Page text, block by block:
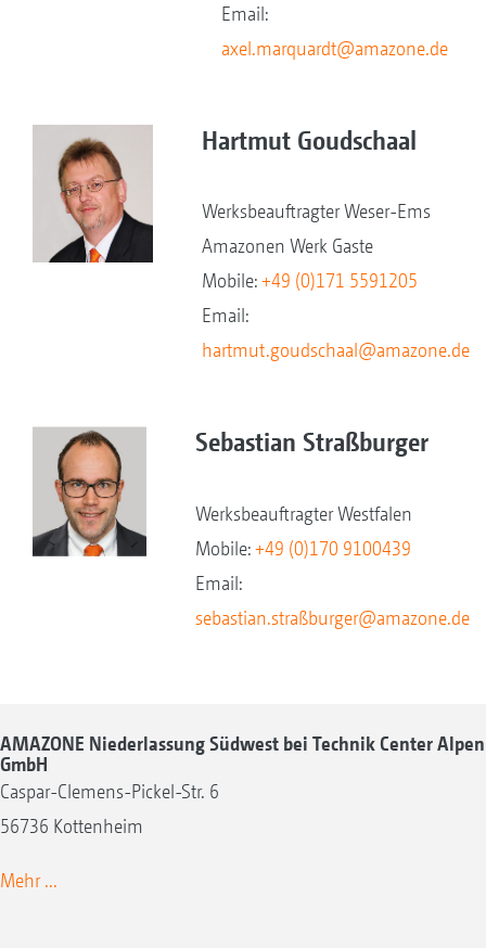
Email:
axel.marquardt@amazone.de
Hartmut Goudschaal
Werksbeauftragter Weser-Ems
Amazonen Werk Gaste
Mobile:+49 (0)171 5591205
Email:
hartmut.goudschaal@amazone.de
Sebastian Straßburger
Werksbeauftragter Westfalen
Mobile:+49 (0)170 9100439
Email:
sebastian.straßburger@amazone.de
AMAZONE Niederlassung Südwest bei Technik Center Alpen
GmbH
Caspar-Clemens-Pickel-Str. 6
56736 Kottenheim
Mehr ...